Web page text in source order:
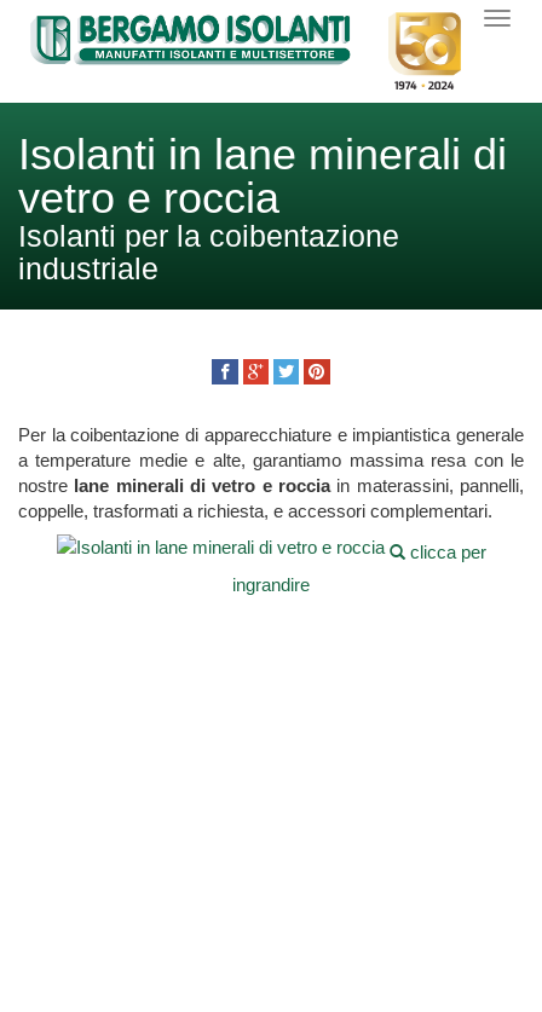
Isolanti in lane minerali di
vetro e roccia
Isolanti per la coibentazione
industriale
Per la coibentazione di apparecchiature e impiantistica generale
a temperature medie e alte, garantiamo massima resa con le
nostre lane minerali di vetro e rocciain materassini, pannelli,
coppelle, trasformati a richiesta, e accessori complementari.
clicca per
ingrandire